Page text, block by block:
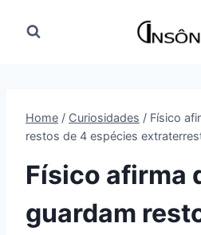
para
Home / Curiosidades / Físico
restos de 4 espécies
Físico afirma
guardam